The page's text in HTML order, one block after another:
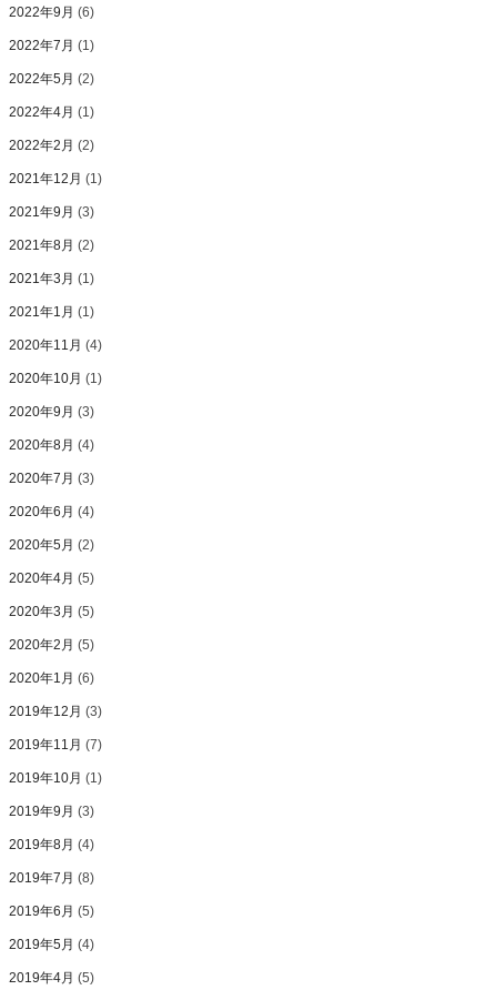
2022年9月 (6)
2022年7月 (1)
2022年5月 (2)
2022年4月 (1)
2022年2月 (2)
2021年12月 (1)
2021年9月 (3)
2021年8月 (2)
2021年3月 (1)
2021年1月 (1)
2020年11月 (4)
2020年10月 (1)
2020年9月 (3)
2020年8月 (4)
2020年7月 (3)
2020年6月 (4)
2020年5月 (2)
2020年4月 (5)
2020年3月 (5)
2020年2月 (5)
2020年1月 (6)
2019年12月 (3)
2019年11月 (7)
2019年10月 (1)
2019年9月 (3)
2019年8月 (4)
2019年7月 (8)
2019年6月 (5)
2019年5月 (4)
2019年4月 (5)